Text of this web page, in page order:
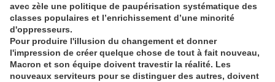
avec zèle une politique de paupérisation systématique des
classes populaires et l’enrichissement d’une minorité
d'oppresseurs.
Pour produire l'illusion du changement et donner
l'impression de créer quelque chose de tout à fait nouveau,
Macron et son équipe doivent travestir la réalité. Les
nouveaux serviteurs pour se distinguer des autres, doivent